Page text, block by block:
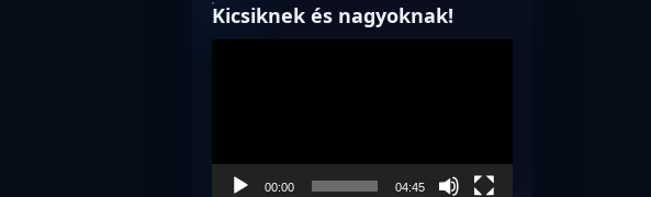
Kicsiknek és nagyoknak!
00:00 04:45